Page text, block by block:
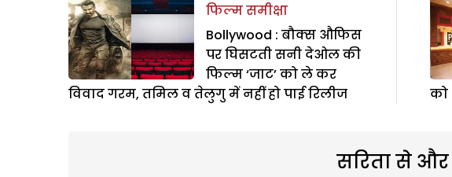
फिल्म समीक्षा
Bollywood : बौक्स औफिस
पर घिसटती सनी देओल की
फिल्म ‘जाट’ को ले कर
विवाद गरम, तमिल व तेलुगु में नहीं हो पाई रिलीज
को
सरिता से और